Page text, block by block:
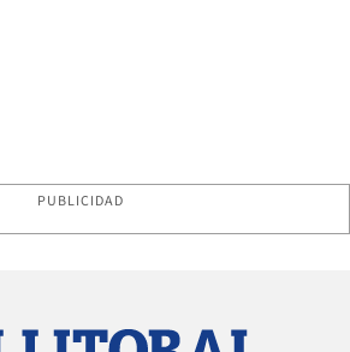
PUBLICIDAD